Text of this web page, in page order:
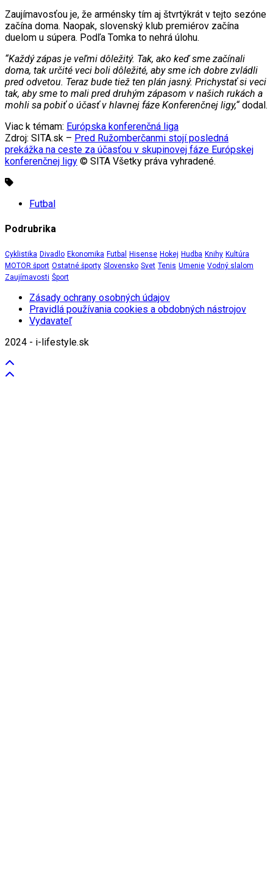
Zaujímavosťou je, že arménsky tím aj štvrtýkrát v tejto sezóne
začína doma. Naopak, slovenský klub premiérov začína
duelom u súpera. Podľa Tomka to nehrá úlohu.
“Každý zápas je veľmi dôležitý. Tak, ako keď sme začínali
doma, tak určité veci boli dôležité, aby sme ich dobre zvládli
pred odvetou. Teraz bude tiež ten plán jasný. Prichystať si veci
tak, aby sme to mali pred druhým zápasom v našich rukách a
mohli sa pobiť o účasť v hlavnej fáze Konferenčnej ligy,“ dodal.
Viac k témam: Európska konferenčná liga
Zdroj: SITA.sk – Pred Ružomberčanmi stojí posledná
prekážka na ceste za účasťou v skupinovej fáze Európskej
konferenčnej ligy © SITA Všetky práva vyhradené.
Futbal
Podrubrika
Cyklistika Divadlo Ekonomika Futbal Hisense Hokej Hudba Knihy Kultúra
MOTOR šport Ostatné športy Slovensko Svet Tenis Umenie Vodný slalom
Zaujímavosti Šport
Zásady ochrany osobných údajov
Pravidlá používania cookies a obdobných nástrojov
Vydavateľ
2024 - i-lifestyle.sk